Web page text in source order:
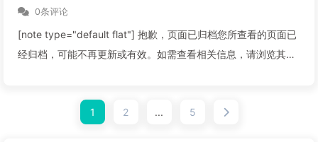
0条评论
[note type="default flat"] 抱歉，页面已归档您所查看的页面已
经归档，可能不再更新或有效。如需查看相关信息，请浏览其他
1 2 ... 5